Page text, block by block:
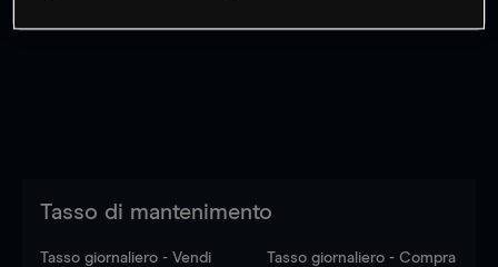
Tasso di mantenimento
Tasso giornaliero - Vendi Tasso giornaliero - Compra